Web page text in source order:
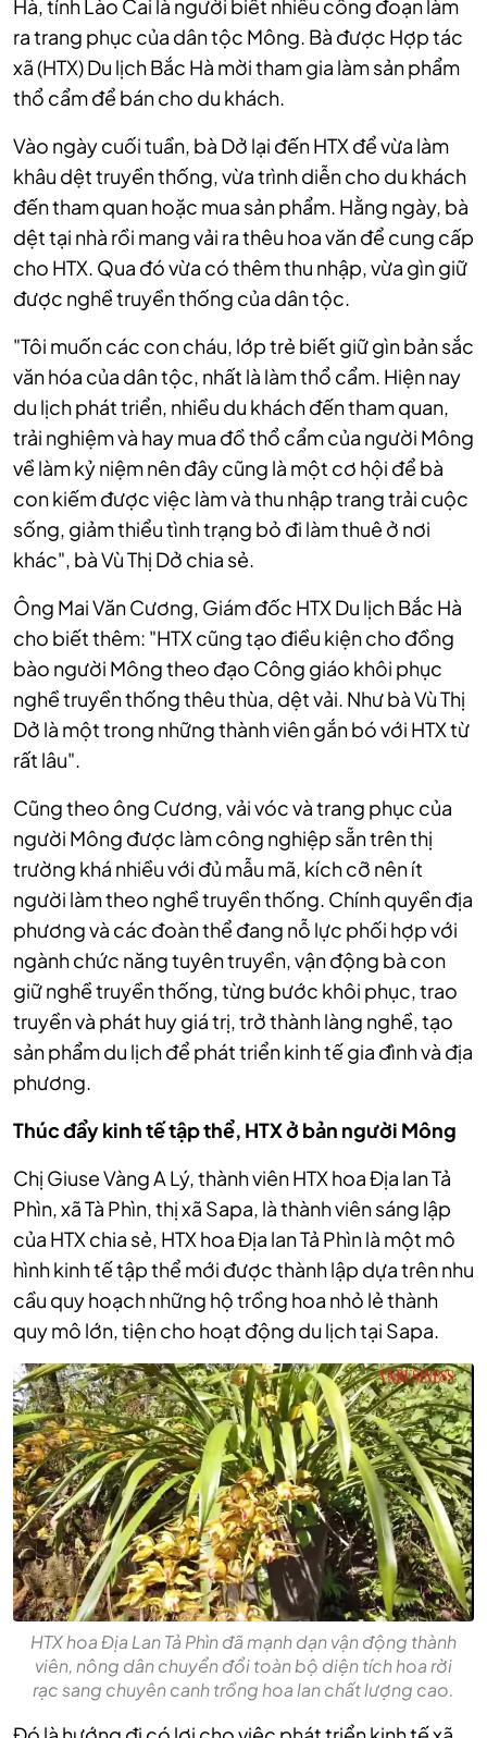
Hà, tỉnh Lào Cai là người biết nhiều công đoạn làm
ra trang phục của dân tộc Mông. Bà được Hợp tác
xã (HTX) Du lịch Bắc Hà mời tham gia làm sản phẩm
thổ cẩm để bán cho du khách.
Vào ngày cuối tuần, bà Dở lại đến HTX để vừa làm
khâu dệt truyền thống, vừa trình diễn cho du khách
đến tham quan hoặc mua sản phẩm. Hằng ngày, bà
dệt tại nhà rồi mang vải ra thêu hoa văn để cung cấp
cho HTX. Qua đó vừa có thêm thu nhập, vừa gìn giữ
được nghề truyền thống của dân tộc.
"Tôi muốn các con cháu, lớp trẻ biết giữ gìn bản sắc
văn hóa của dân tộc, nhất là làm thổ cẩm. Hiện nay
du lịch phát triển, nhiều du khách đến tham quan,
trải nghiệm và hay mua đồ thổ cẩm của người Mông
về làm kỷ niệm nên đây cũng là một cơ hội để bà
con kiếm được việc làm và thu nhập trang trải cuộc
sống, giảm thiểu tình trạng bỏ đi làm thuê ở nơi
khác", bà Vù Thị Dở chia sẻ.
Ông Mai Văn Cương, Giám đốc HTX Du lịch Bắc Hà
cho biết thêm: "HTX cũng tạo điều kiện cho đồng
bào người Mông theo đạo Công giáo khôi phục
nghề truyền thống thêu thùa, dệt vải. Như bà Vù Thị
Dở là một trong những thành viên gắn bó với HTX từ
rất lâu".
Cũng theo ông Cương, vải vóc và trang phục của
người Mông được làm công nghiệp sẵn trên thị
trường khá nhiều với đủ mẫu mã, kích cỡ nên ít
người làm theo nghề truyền thống. Chính quyền địa
phương và các đoàn thể đang nỗ lực phối hợp với
ngành chức năng tuyên truyền, vận động bà con
giữ nghề truyền thống, từng bước khôi phục, trao
truyền và phát huy giá trị, trở thành làng nghề, tạo
sản phẩm du lịch để phát triển kinh tế gia đình và địa
phương.
Thúc đẩy kinh tế tập thể, HTX ở bản người Mông
Chị Giuse Vàng A Lý, thành viên HTX hoa Địa lan Tả
Phìn, xã Tà Phìn, thị xã Sapa, là thành viên sáng lập
của HTX chia sẻ, HTX hoa Địa lan Tả Phìn là một mô
hình kinh tế tập thể mới được thành lập dựa trên nhu
cầu quy hoạch những hộ trồng hoa nhỏ lẻ thành
quy mô lớn, tiện cho hoạt động du lịch tại Sapa.
HTX hoa Địa Lan Tả Phìn đã mạnh dạn vận động thành
viên, nông dân chuyển đổi toàn bộ diện tích hoa rời
rạc sang chuyên canh trồng hoa lan chất lượng cao.